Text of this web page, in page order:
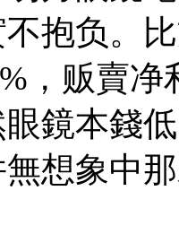
抱负。
，贩賣
鏡本錢
想象中